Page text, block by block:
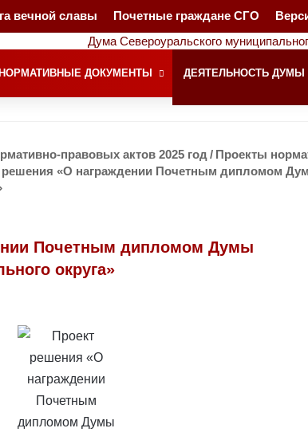
вечной славы Почетные граждане СГО
НОРМАТИВНЫЕ ДОКУМЕНТЫ ДЕЯТЕЛЬНОСТЬ ДУМЫ
правовых актов 2025 год / Проекты
решения «О награждении Почетным дипломом
Почетным дипломом Думы
округа»